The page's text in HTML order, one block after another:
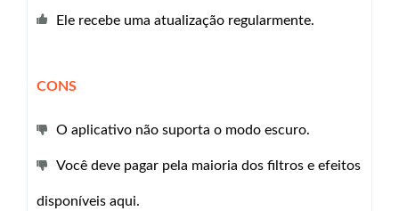
Ele recebe uma atualização regularmente.
CONS
O aplicativo não suporta o modo escuro.
Você deve pagar pela maioria dos filtros e efeitos
disponíveis aqui.